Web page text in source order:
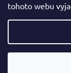
tohoto webu